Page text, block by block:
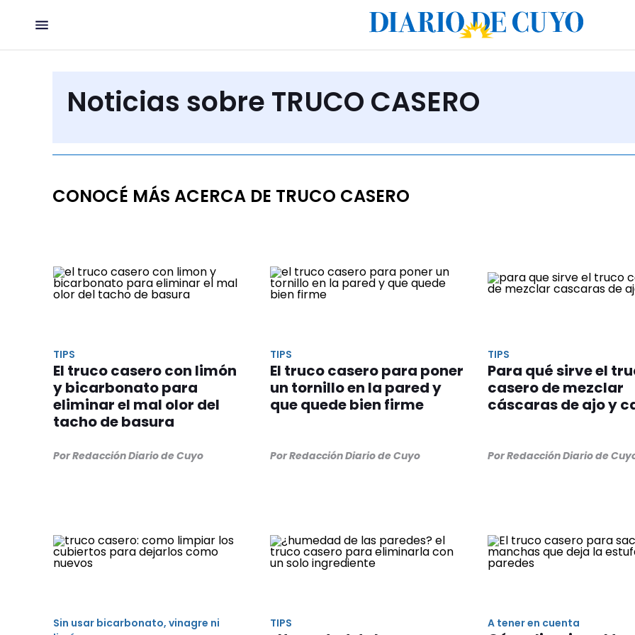
Noticias sobre TRUCO CASERO
CONOCÉ MÁS ACERCA DE TRUCO CASERO
TIPS
El truco casero con limón
y bicarbonato para
eliminar el mal olor del
tacho de basura
Por Redacción Diario de Cuyo
TIPS
El truco casero para poner
un tornillo en la pared y
que quede bien firme
Por Redacción Diario de Cuyo
TIPS
Para qué sirve el
casero de mezclar
cáscaras de ajo y
Por Redacción Diario de
Sin usar bicarbonato, vinagre ni
TIPS A tener en cuenta